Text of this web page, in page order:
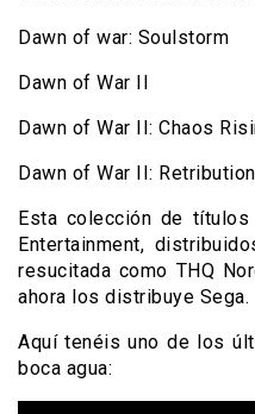
Dawn of war: Soulstorm
Dawn of War II
Dawn of War II: Chaos
Dawn of War II: Retribution
Esta colección de
Entertainment,
resucitada como THQ
ahora los distribuye Sega.
Aquí tenéis uno de los
boca agua: